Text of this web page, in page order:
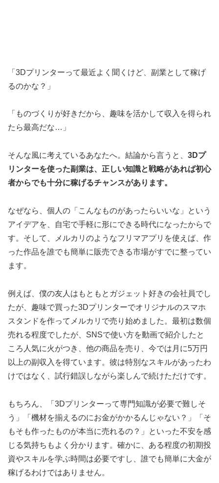
「3Dプリンターって最近よく聞くけど、副業として稼げ
るのかな？」
「ものづくりが好きだから、趣味を活かして収入を得られ
たら最高だな…」
そんな風に考えているあなたへ。結論から言うと、 3Dプ
リンターを使った副業は、正しい知識と戦略があれば初心
者からでも十分に稼げるチャンスがあります。
なぜなら、個人の「こんなものがあったらいいな」という
アイデアを、自宅で手軽に形にできる時代になったからで
す。そして、メルカリのようなフリマアプリを使えば、作
った作品を誰でも簡単に販売できる市場がすでに整ってい
ます。
例えば、僕の友人はもともとガジェット好きの会社員でし
たが、趣味で買った3Dプリンターでオリジナルのスマホ
スタンドを作ってメルカリで売り始めました。最初は数個
売れる程度でしたが、SNSで使い方を動画で紹介したと
ころ人気に火がつき、他の商品を売り、今では月に5万円
以上の副収入を得ています。彼は特別なスキルがあったわ
けではなく、試行錯誤しながら楽しんで続けただけです。
もちろん、「3Dプリンターって専門知識が必要で難しそ
う」「機材を揃えるのにお金がかかるんじゃない？」「そ
もそも作ったものが本当に売れるの？」といった不安を感
じる気持ちもよく分かります。確かに、ある程度の初期投
資やスキルを学ぶ時間は必要ですし、誰でも簡単に大金が
稼げるわけではありません。